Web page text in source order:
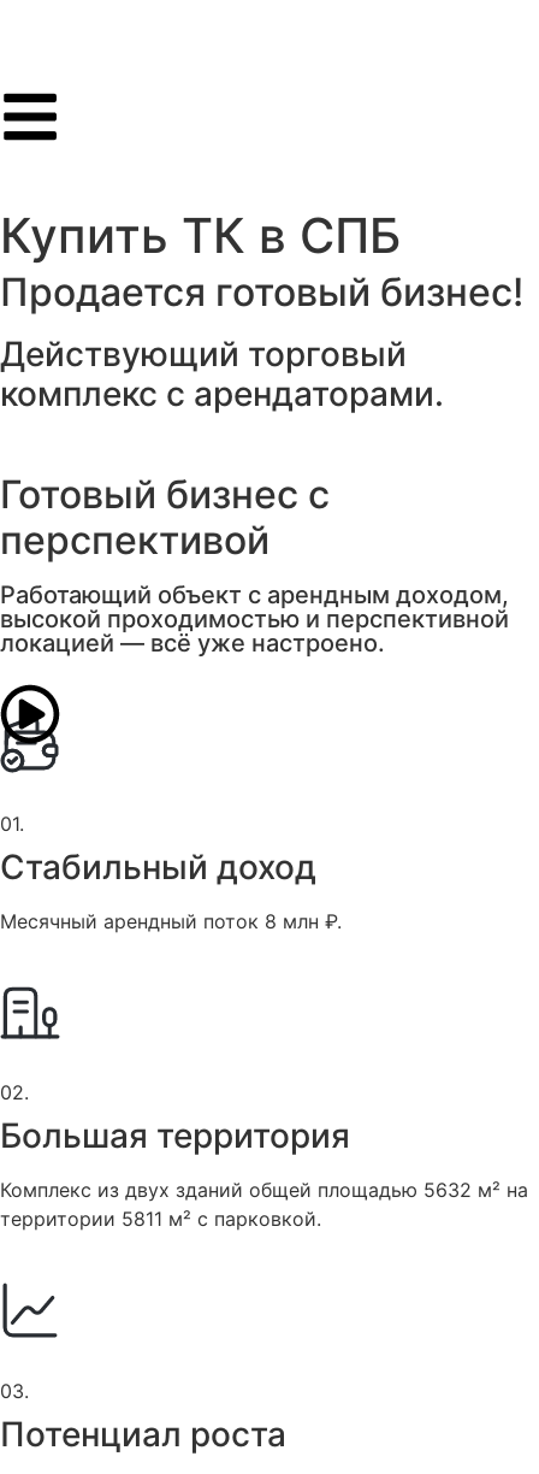
Купить ТК в СПБ
Продается готовый бизнес!
Действующий торговый
комплекс с арендаторами.
Готовый бизнес с
перспективой
Работающий объект с арендным доходом,
высокой проходимостью и перспективной
локацией — всё уже настроено.
01.
Стабильный доход
Месячный арендный поток 8 млн ₽.
02.
Большая территория
Комплекс из двух зданий общей площадью 5632 м² на
территории 5811 м² с парковкой.
03.
Потенциал роста